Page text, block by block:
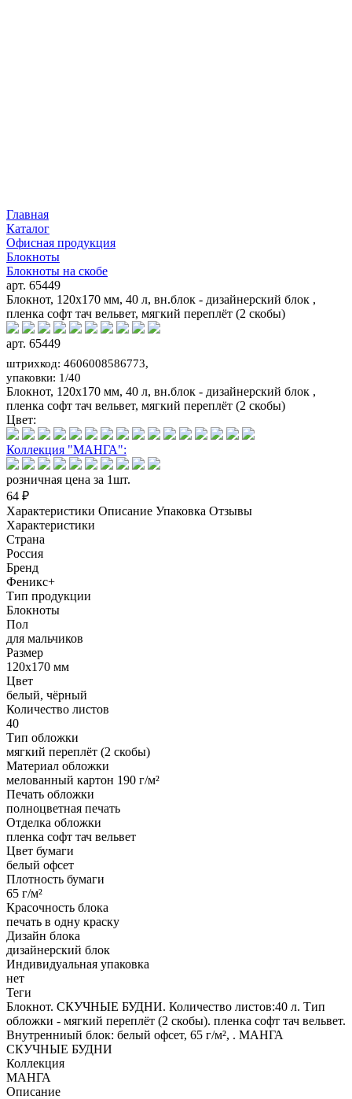
Главная
Каталог
Офисная продукция
Блокноты
Блокноты на скобе
арт. 65449
Блокнот, 120х170 мм, 40 л, вн.блок - дизайнерский блок ,
пленка софт тач вельвет, мягкий переплёт (2 скобы)
арт. 65449
штрихкод: 4606008586773,
упаковки: 1/40
Блокнот, 120х170 мм, 40 л, вн.блок - дизайнерский блок ,
пленка софт тач вельвет, мягкий переплёт (2 скобы)
Цвет:
Коллекция "МАНГА":
розничная цена за 1шт.
64 ₽
Характеристики Описание Упаковка Отзывы
Характеристики
Страна
Россия
Бренд
Феникс+
Тип продукции
Блокноты
Пол
для мальчиков
Размер
120х170 мм
Цвет
белый, чёрный
Количество листов
40
Тип обложки
мягкий переплёт (2 скобы)
Материал обложки
мелованный картон 190 г/м²
Печать обложки
полноцветная печать
Отделка обложки
пленка софт тач вельвет
Цвет бумаги
белый офсет
Плотность бумаги
65 г/м²
Красочность блока
печать в одну краску
Дизайн блока
дизайнерский блок
Индивидуальная упаковка
нет
Теги
Блокнот. СКУЧНЫЕ БУДНИ. Количество листов:40 л. Тип
обложки - мягкий переплёт (2 скобы). пленка софт тач вельвет.
Внутренниый блок: белый офсет, 65 г/м², . МАНГА
СКУЧНЫЕ БУДНИ
Коллекция
МАНГА
Описание